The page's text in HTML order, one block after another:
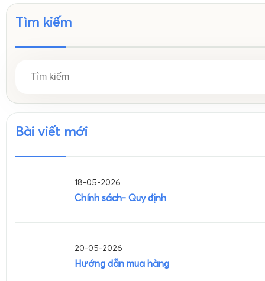
Tìm kiếm
Bài viết mới
18-05-2026
Chính sách- Quy định
20-05-2026
Hướng dẫn mua hàng